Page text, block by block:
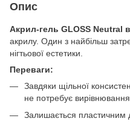
Опис
Акрил-гель GLOSS Neutral
акрилу. Один з найбільш
нігтьової естетики.
Переваги:
Завдяки щільної
не потребує вирівнювання.
Залишається пластичним